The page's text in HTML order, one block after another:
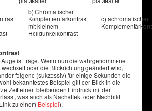
b) Chromatischer
Komplementärkontrast
mit kleinem
Helldunkelkontrast
c) achromatischer
ist träge. Wenn nun die wahrgenommene
oder die Blickrichtung geändert wird,
folgend (sukzessiv) für einige Sekunden die
bekanntestes Beispiel gilt der Blick in die
Zeit einen bleibenden Eindruck mit der
was auch als Nacheffekt oder Nachbild
zu einem Beispiel).